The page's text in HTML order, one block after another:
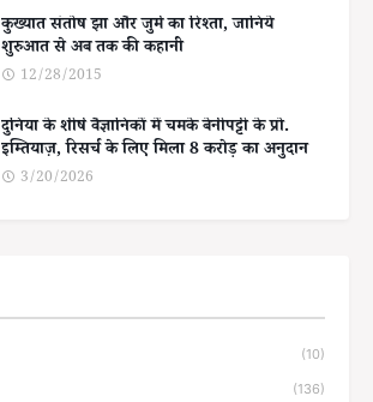
कुख्यात संतोष झा और जुर्म का रिश्ता, जानिये
शुरुआत से अब तक की कहानी
12/28/2015
दुनिया के शीर्ष वैज्ञानिकों में चमके बेनीपट्टी के प्रो.
इम्तियाज़, रिसर्च के लिए मिला 8 करोड़ का अनुदान
3/20/2026
(10)
(136)